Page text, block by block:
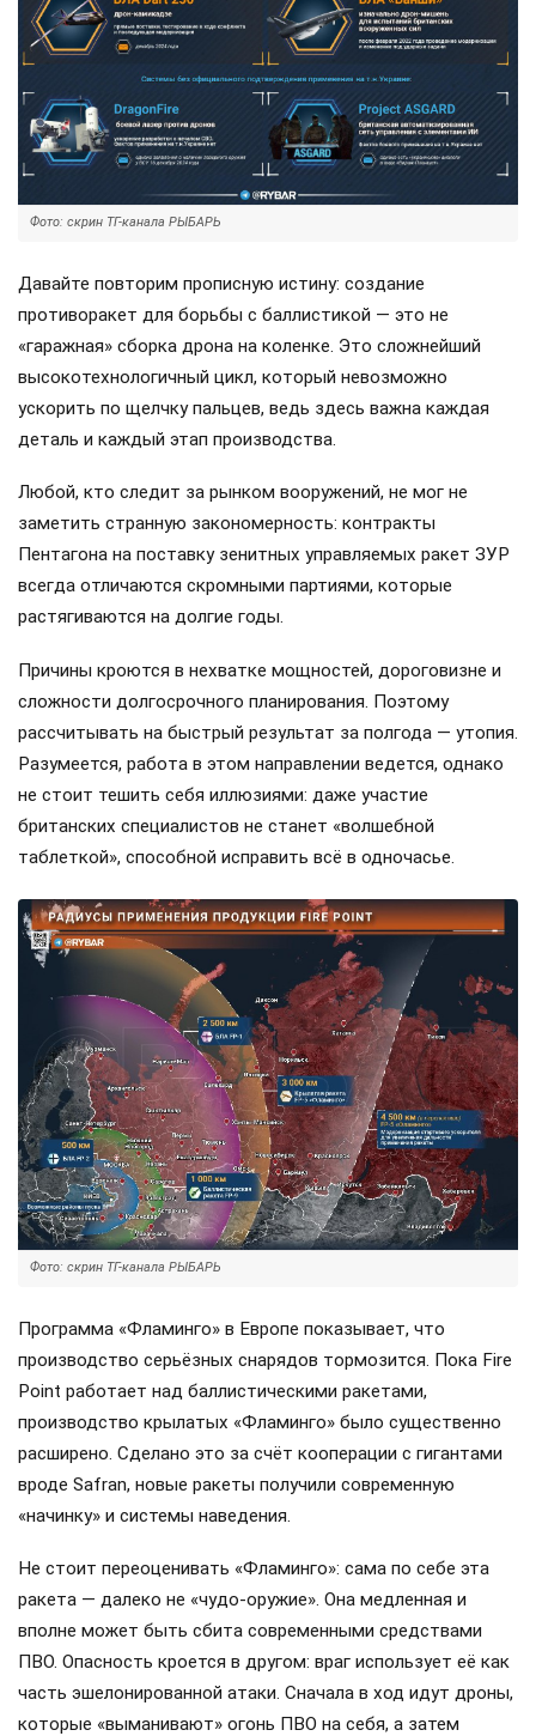
Фото: скрин ТГ-канала РЫБАРЬ
Давайте повторим прописную истину: создание
противоракет для борьбы с баллистикой — это не
«гаражная» сборка дрона на коленке. Это сложнейший
высокотехнологичный цикл, который невозможно
ускорить по щелчку пальцев, ведь здесь важна каждая
деталь и каждый этап производства.
Любой, кто следит за рынком вооружений, не мог не
заметить странную закономерность: контракты
Пентагона на поставку зенитных управляемых ракет ЗУР
всегда отличаются скромными партиями, которые
растягиваются на долгие годы.
Причины кроются в нехватке мощностей, дороговизне и
сложности долгосрочного планирования. Поэтому
рассчитывать на быстрый результат за полгода — утопия.
Разумеется, работа в этом направлении ведется, однако
не стоит тешить себя иллюзиями: даже участие
британских специалистов не станет «волшебной
таблеткой», способной исправить всё в одночасье.
Фото: скрин ТГ-канала РЫБАРЬ
Программа «Фламинго» в Европе показывает, что
производство серьёзных снарядов тормозится. Пока Fire
Point работает над баллистическими ракетами,
производство крылатых «Фламинго» было существенно
расширено. Сделано это за счёт кооперации с гигантами
вроде Safran, новые ракеты получили современную
«начинку» и системы наведения.
Не стоит переоценивать «Фламинго»: сама по себе эта
ракета — далеко не «чудо-оружие». Она медленная и
вполне может быть сбита современными средствами
ПВО. Опасность кроется в другом: враг использует её как
часть эшелонированной атаки. Сначала в ход идут дроны,
которые «выманивают» огонь ПВО на себя, а затем